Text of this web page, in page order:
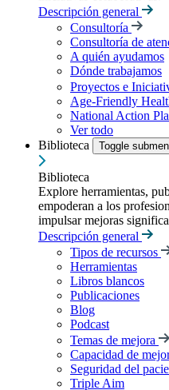
Descripción general
Consultoría
Consultoría de
A quién ayudamos
Dónde trabajamos
Proyectos e
Age-Friendly
National Action
Ver todo
Biblioteca
Toggle
Biblioteca
Explore herramientas,
empoderan a los
impulsar mejoras
Descripción general
Tipos de recursos
Herramientas
Libros blancos
Publicaciones
Blog
Podcast
Temas de mejora
Capacidad de
Seguridad del
Triple Aim